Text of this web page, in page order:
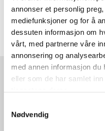
annonser et personlig
mediefunksjoner og for å
dessuten informasjon om
vårt, med partnerne våre
annonsering og
med annen informasjon du
eller som de har samlet
Nødvendig
ACT Logimark AS
kontakt@act-gruppen.com